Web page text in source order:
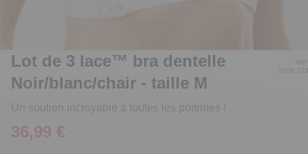
Lot de 3 lace™ bra dentelle
Noir/blanc/chair - taille M
Un soutien incroyable à toutes les poitrines !
36,99 €